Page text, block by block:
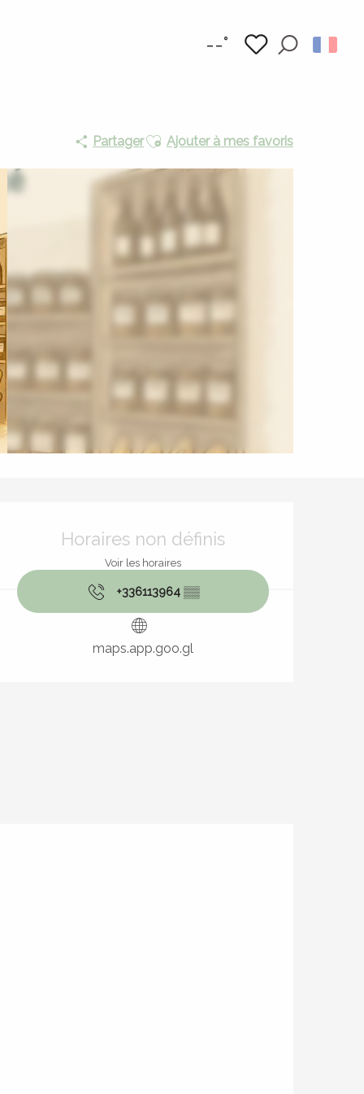
--°
PartagerAjouter aux favoris
Ajouter à mes favoris
Ouverture et coordonnées
Horaires non définis
Voir les horaires
+336113964 ▒▒
maps.app.goo.gl